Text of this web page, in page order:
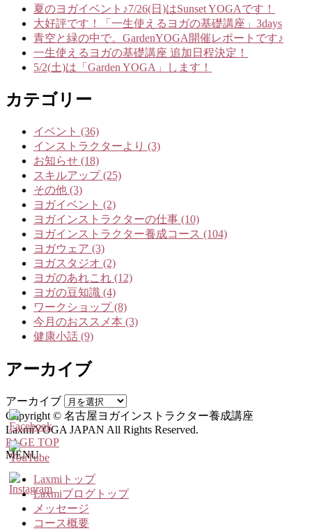
夏のヨガイベント♪7/26(日)はSunset YOGAです！
大好評です！「一生使えるヨガの基礎講座」3days
青空と緑の中で。GardenYOGA開催レポートです♪
一生使えるヨガの基礎講座 追加日程決定！
5/2(土)は「Garden YOGA」します！
カテゴリー
イベント (36)
インストラクターより (3)
お知らせ (18)
スキルアップ (25)
その他 (3)
ヨガイベント (2)
ヨガインストラクターの仕事 (10)
ヨガインストラクター養成コース (104)
ヨガウェア (3)
ヨガスタジオ (2)
ヨガのあれこれ (12)
ヨガの豆知識 (4)
ワークショップ (8)
今月のおススメ本 (3)
健康小話 (9)
アーカイブ
アーカイブ
Copyright © 名古屋ヨガインストラクター養成講座
LaxmiYOGA JAPAN All Rights Reserved.
PAGE TOP
MENU
Laxmiトップ
Laxmiブログトップ
メッセージ
コース概要